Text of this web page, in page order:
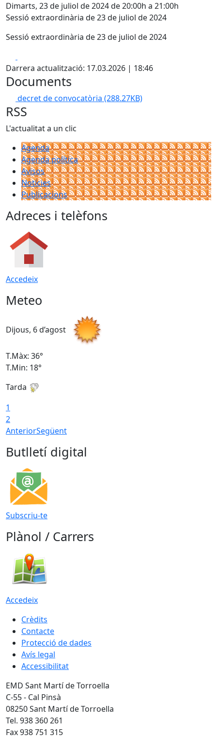
Dimarts, 23 de juliol de 2024 de 20:00h a 21:00h
Sessió extraordinària de 23 de juliol de 2024
Sessió extraordinària de 23 de juliol de 2024
Darrera actualització: 17.03.2026 | 18:46
Documents
decret de convocatòria (288.27KB)
RSS
L'actualitat a un clic
Agenda
Agenda política
Avisos
Notícies
Publicacions
Adreces i telèfons
Accedeix
Meteo
Dijous, 6 d’agost
T.Màx: 36°
T.Min: 18°
Tarda
1
2
AnteriorSegüent
Butlletí digital
Subscriu-te
Plànol / Carrers
Accedeix
Crèdits
Contacte
Protecció de dades
Avís legal
Accessibilitat
EMD Sant Martí de Torroella
C-55 - Cal Pinsà
08250 Sant Martí de Torroella
Tel. 938 360 261
Fax 938 751 315